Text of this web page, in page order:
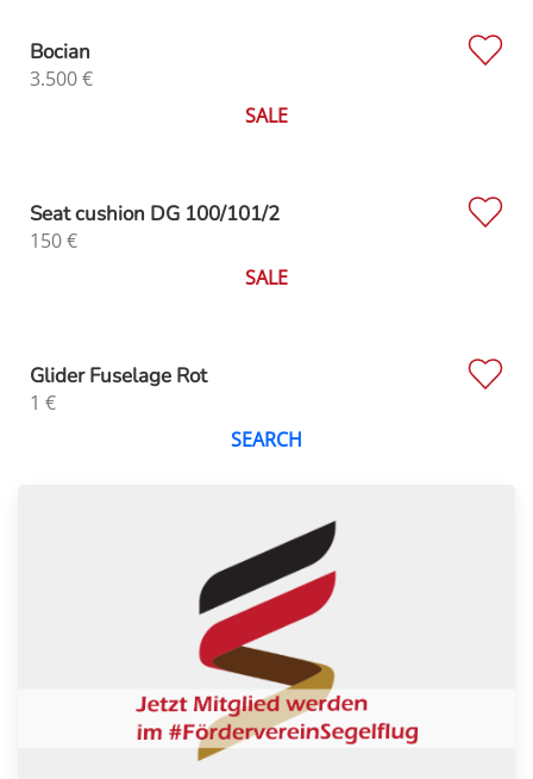
Bocian
3.500€
SALE
Seat cushion DG 100/101/2
150€
SALE
Glider Fuselage Rot
1 €
SEARCH